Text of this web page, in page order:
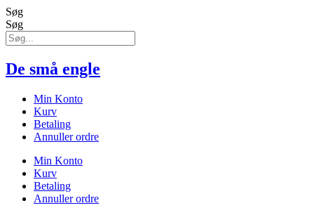
Søg
Søg
De små engle
Min Konto
Kurv
Betaling
Annuller ordre
Min Konto
Kurv
Betaling
Annuller ordre